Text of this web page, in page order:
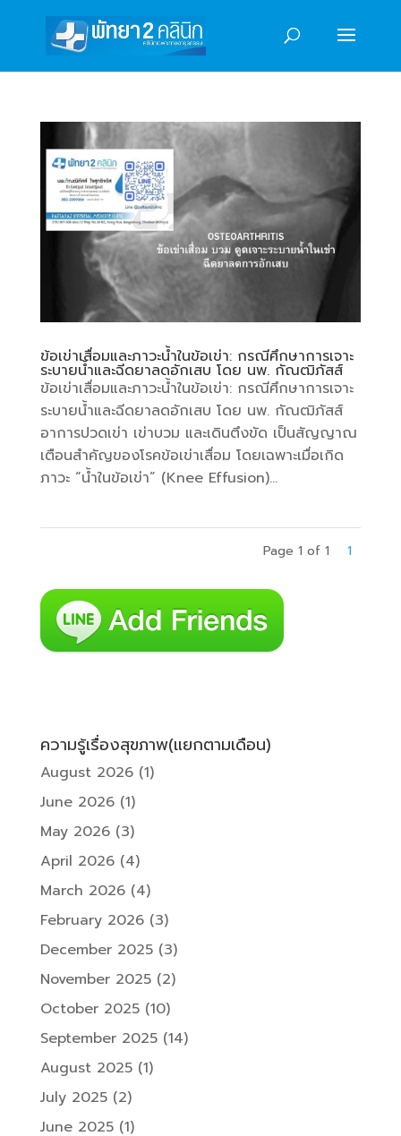
ข้อเข่าเสื่อมและภาวะน้ำในข้อเข่า: กรณีศึกษาการเจาะ
ระบายน้ำและฉีดยาลดอักเสบ โดย นพ. กัณฒิภัสส์
ข้อเข่าเสื่อมและภาวะน้ำในข้อเข่า: กรณีศึกษาการเจาะ
ระบายน้ำและฉีดยาลดอักเสบ โดย นพ. กัณฒิภัสส์ ​
อาการปวดเข่า เข่าบวม และเดินตึงขัด เป็นสัญญาณ
เตือนสำคัญของโรคข้อเข่าเสื่อม โดยเฉพาะเมื่อเกิด
ภาวะ “น้ำในข้อเข่า” (Knee Effusion)...
Page 1 of 1 1
ความรู้เรื่องสุขภาพ(แยกตามเดือน)
August 2026(1)
June 2026(1)
May 2026(3)
April 2026(4)
March 2026(4)
February 2026(3)
December 2025(3)
November 2025(2)
October 2025(10)
September 2025(14)
August 2025(1)
July 2025(2)
June 2025(1)